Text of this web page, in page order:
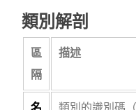
類別解剖
區
隔
描述